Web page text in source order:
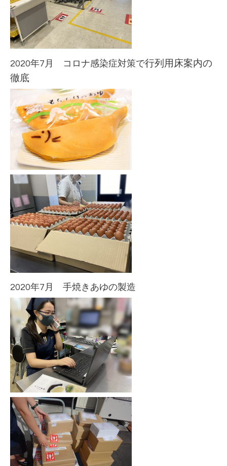
2020年7月 コロナ感染症対策で行列用床案内の
徹底
2020年7月 手焼きあゆの製造